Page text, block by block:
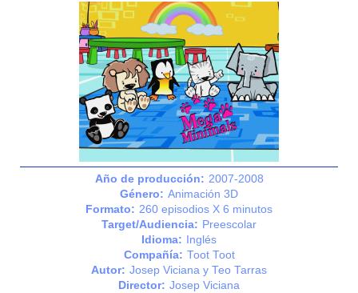
Año de producción: 2007-2008
Género: Animación 3D
Formato: 260 episodios X 6 minutos
Target/Audiencia: Preescolar
Idioma:
Inglés
Compañía: Toot Toot
Autor: Josep Viciana y Teo Tarras
Director: Josep Viciana